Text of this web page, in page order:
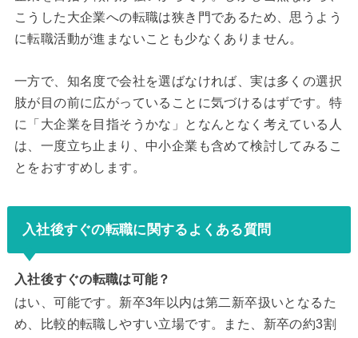
こうした大企業への転職は狭き門であるため、思うよう
に転職活動が進まないことも少なくありません。
一方で、知名度で会社を選ばなければ、実は多くの選択
肢が目の前に広がっていることに気づけるはずです。特
に「大企業を目指そうかな」となんとなく考えている人
は、一度立ち止まり、中小企業も含めて検討してみるこ
とをおすすめします。
入社後すぐの転職に関するよくある質問
入社後すぐの転職は可能？
はい、可能です。新卒3年以内は第二新卒扱いとなるた
め、比較的転職しやすい立場です。また、新卒の約3割